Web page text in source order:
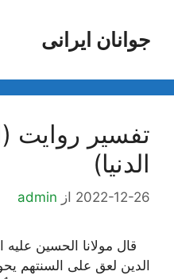
محتواجوانان ایرانی
تفسير روايت
الدنيا)
2022-12-26 از admin
قال مولانا الحسین علیه
الدین لعق علی السنتهم